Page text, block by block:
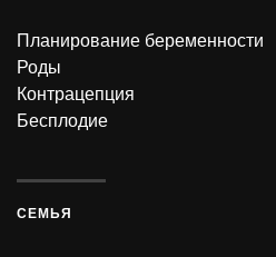
Планирование беременности
Роды
Контрацепция
Бесплодие
СЕМЬЯ